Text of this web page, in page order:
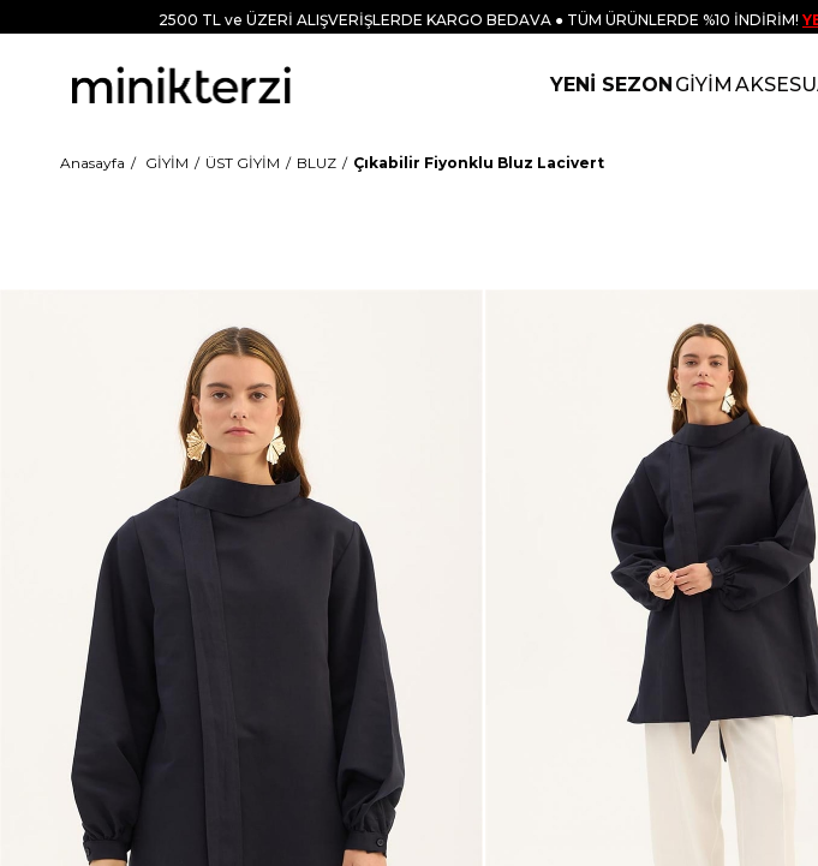
2500 TL ve ÜZERİ ALIŞVERİŞLERDE KARGO BEDAVA ● TÜM ÜRÜNLERDE %10 İNDİRİM!
YENİ SEZON GİYİM
Anasayfa GİYİM ÜST GİYİM BLUZ
Çıkabilir Fiyonklu Bluz Lacivert